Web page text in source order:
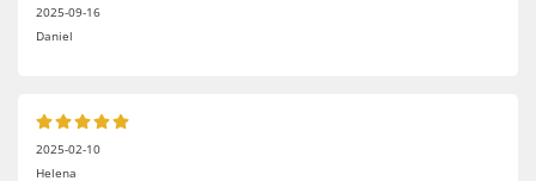
2025-09-16
Daniel
2025-02-10
Helena